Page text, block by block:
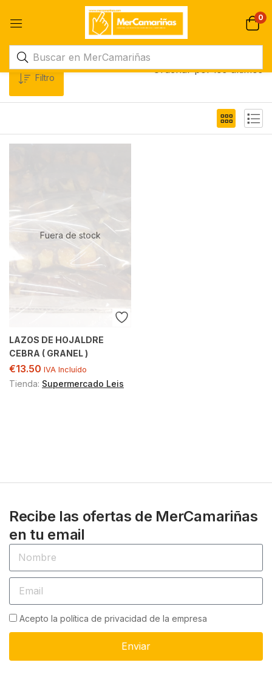
0
Filtro
Ordenar por los últimos
Fuera de stock
LAZOS DE HOJALDRE
CEBRA ( GRANEL )
€13.50 IVA Incluído
Tienda: Supermercado Leis
Recibe las ofertas de MerCamariñas
en tu email
Acepto la política de privacidad de la empresa
Enviar